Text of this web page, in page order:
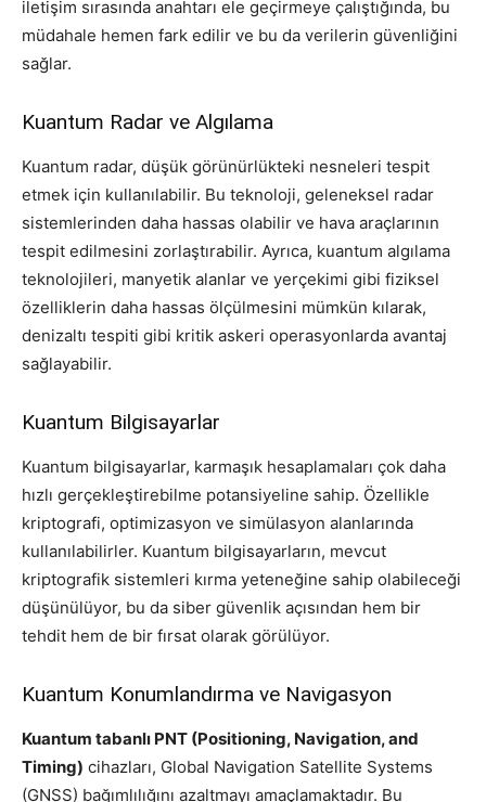
iletişim sırasında anahtarı ele geçirmeye çalıştığında, bu
müdahale hemen fark edilir ve bu da verilerin güvenliğini
sağlar.
Kuantum Radar ve Algılama
Kuantum radar, düşük görünürlükteki nesneleri tespit
etmek için kullanılabilir. Bu teknoloji, geleneksel radar
sistemlerinden daha hassas olabilir ve hava araçlarının
tespit edilmesini zorlaştırabilir. Ayrıca, kuantum algılama
teknolojileri, manyetik alanlar ve yerçekimi gibi fiziksel
özelliklerin daha hassas ölçülmesini mümkün kılarak,
denizaltı tespiti gibi kritik askeri operasyonlarda avantaj
sağlayabilir.
Kuantum Bilgisayarlar
Kuantum bilgisayarlar, karmaşık hesaplamaları çok daha
hızlı gerçekleştirebilme potansiyeline sahip. Özellikle
kriptografi, optimizasyon ve simülasyon alanlarında
kullanılabilirler. Kuantum bilgisayarların, mevcut
kriptografik sistemleri kırma yeteneğine sahip olabileceği
düşünülüyor, bu da siber güvenlik açısından hem bir
tehdit hem de bir fırsat olarak görülüyor.
Kuantum Konumlandırma ve Navigasyon
Kuantum tabanlı PNT (Positioning, Navigation, and
Timing) cihazları, Global Navigation Satellite Systems
(GNSS) bağımlılığını azaltmayı amaçlamaktadır. Bu